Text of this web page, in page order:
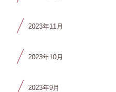
2023年11月
2023年10月
2023年9月